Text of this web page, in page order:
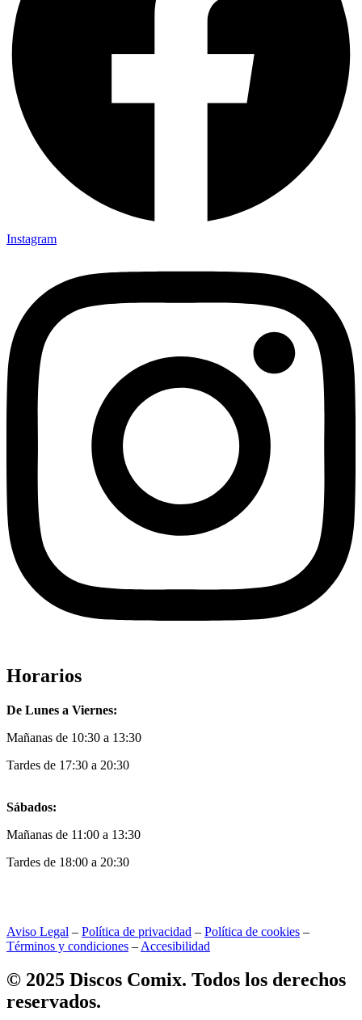
Instagram
Horarios
De Lunes a Viernes:
Mañanas de 10:30 a 13:30
Tardes de 17:30 a 20:30
Sábados:
Mañanas de 11:00 a 13:30
Tardes de 18:00 a 20:30
Aviso Legal – Política de privacidad – Política de cookies –
Términos y condiciones – Accesibilidad
© 2025 Discos Comix. Todos los derechos
reservados.